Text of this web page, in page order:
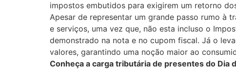
impostos embutidos para exigirem um retorno
Apesar de representar um grande passo rumo à
e serviços, uma vez que, não esta incluso o
demonstrado na nota e no cupom fiscal. Já o
valores, garantindo uma noção maior ao
Conheça a carga tributária de presentes do Dia